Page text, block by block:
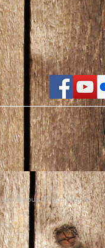
Baous. Note légale